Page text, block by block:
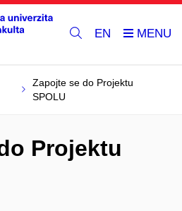
EN
Zapojte se do Projektu
SPOLU
Projektu